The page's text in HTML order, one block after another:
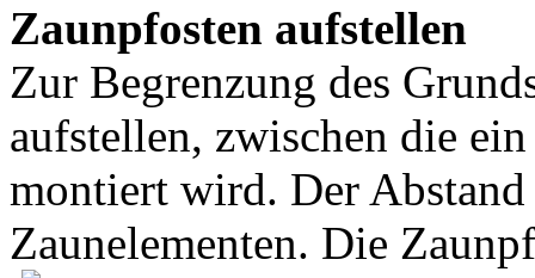
Zaunpfosten aufstellen
Zur Begrenzung des
aufstellen, zwischen die
montiert wird. Der
Zaunelementen. Die